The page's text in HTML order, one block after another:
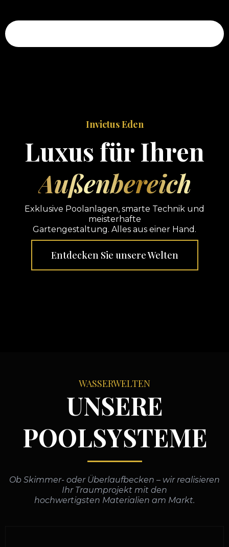
Invictus Eden
Luxus für Ihren
Außenbereich
Exklusive Poolanlagen, smarte Technik und
meisterhafte
Gartengestaltung. Alles aus einer Hand.
Entdecken Sie unsere Welten
WASSERWELTEN
UNSERE
POOLSYSTEME
Ob Skimmer- oder Überlaufbecken – wir realisieren
Ihr Traumprojekt mit den
hochwertigsten Materialien am Markt.